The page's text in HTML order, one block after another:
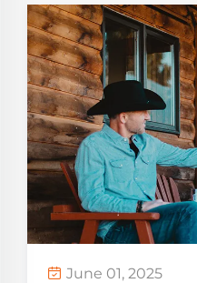
June 01, 2025